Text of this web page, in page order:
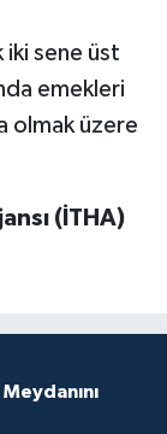
iki sene üst
emekleri
olmak üzere
(İTHA)